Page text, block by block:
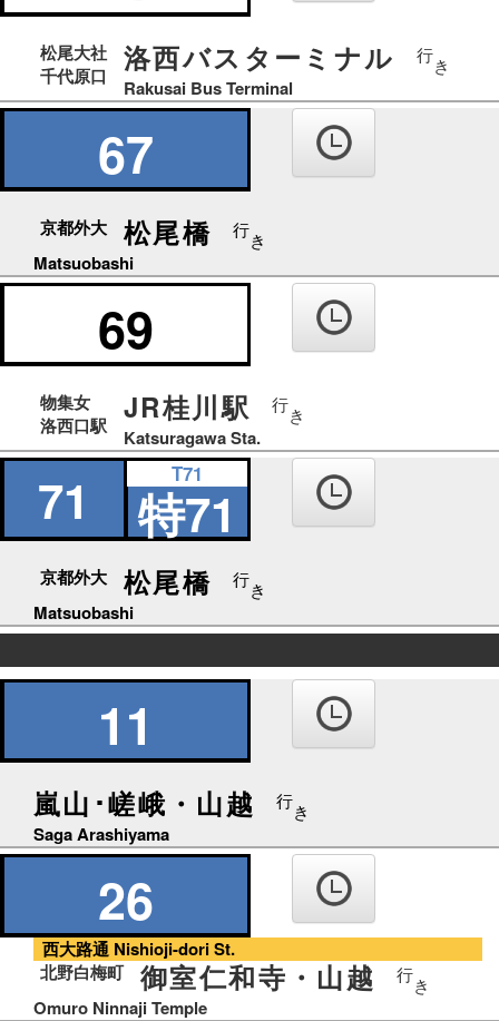
松尾大社
千代原口
洛西バスターミナル 行き
Rakusai Bus Terminal
67
京都外大 松尾橋 行き
Matsuobashi
69
物集女
洛西口駅
JR桂川駅 行き
Katsuragawa Sta.
71 T71
特71
京都外大 松尾橋 行き
Matsuobashi
の
11
嵐山･嵯峨・山越 行き
Saga Arashiyama
26
西大路通 Nishioji-dori St.
北野白梅町
御室仁和寺・山越 行き
Omuro Ninnaji Temple